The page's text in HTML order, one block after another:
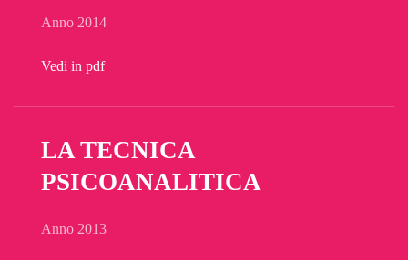
Anno 2014
Vedi in pdf
LA TECNICA
PSICOANALITICA
Anno 2013